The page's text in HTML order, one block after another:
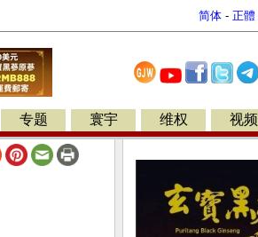
简体 - 正體
专题 寰宇 维权 视频